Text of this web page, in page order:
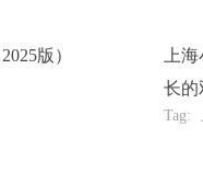
版）
上
长的
Tag: